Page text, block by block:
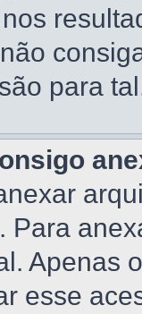
para
Para
Apenas
esse